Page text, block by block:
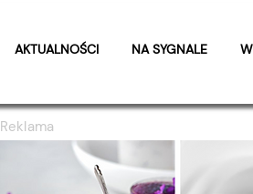
AKTUALNOŚCI NA SYGNALE
Reklama